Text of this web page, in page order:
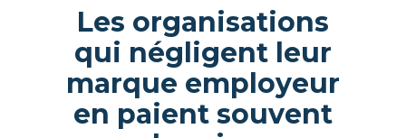
Les organisations
qui négligent leur
marque employeur
en paient souvent